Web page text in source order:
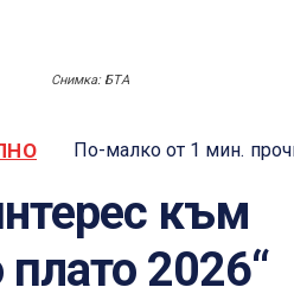
Снимка: БТА
По-малко от 1 мин.
към
2026“